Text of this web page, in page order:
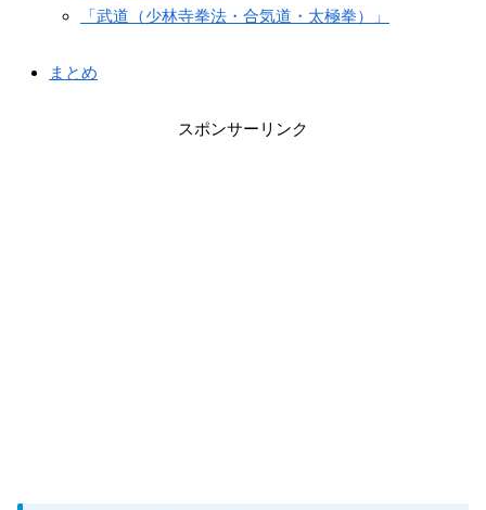
「武道（少林寺拳法・合気道・太極拳）」
まとめ
スポンサーリンク